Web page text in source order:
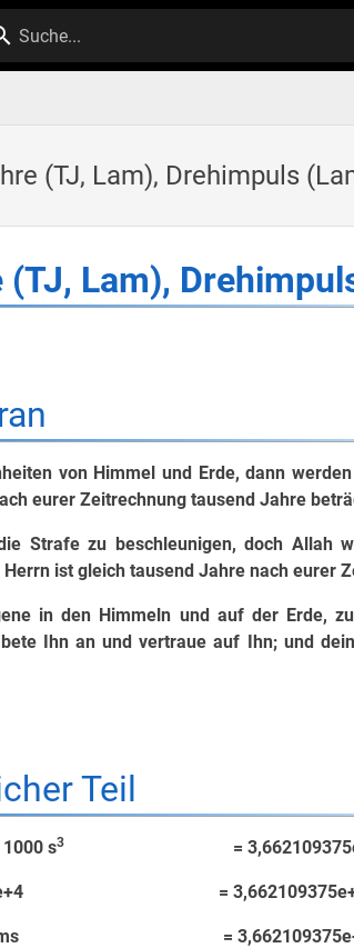
Suche...
(TJ, Lam), Drehimpuls
(TJ, Lam),
von Himmel und Erde, dann
eurer Zeitrechnung tausend Jahre
Strafe zu beschleunigen, doch Allah
ist gleich tausend Jahre nach eurer
in den Himmeln und auf der Erde,
Ihn an und vertraue auf Ihn; und
Teil
1000 s3 =
x 5,e+4 =
x 12 ms =